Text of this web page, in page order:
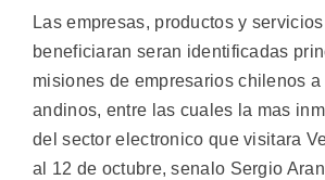
Las empresas, productos y
beneficiaran seran identificadas
misiones de empresarios chilenos
andinos, entre las cuales la mas
del sector electronico que visitara
al 12 de octubre, senalo Sergio